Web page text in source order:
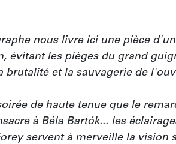
nous livre ici une pièce
évitant les pièges du grand
brutalité et la sauvagerie de
de haute tenue que le
à Béla Bartók... les
servent à merveille la vision